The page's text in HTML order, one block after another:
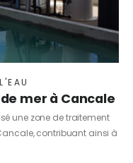
mer à Cancale
une zone de traitement
contribuant ainsi à